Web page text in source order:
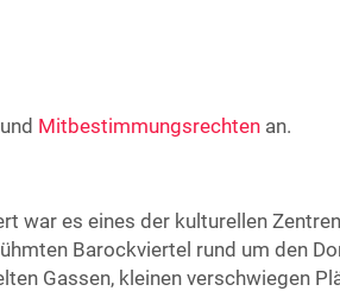
und Mitbestimmungsrechten an.
war es eines der kulturellen
Barockviertel rund um den
Gassen, kleinen verschwiegen